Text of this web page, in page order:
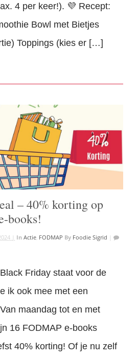
4 per keer!). 💜 Recept:
Bowl met Bietjes
Toppings (kies er […]
– 40% korting op
books!
| In Actie FODMAP By Foodie Sigrid
Friday staat voor de
ik ook mee met een
maandag tot en met
16 FODMAP e-books
40% korting! Of je nu zelf